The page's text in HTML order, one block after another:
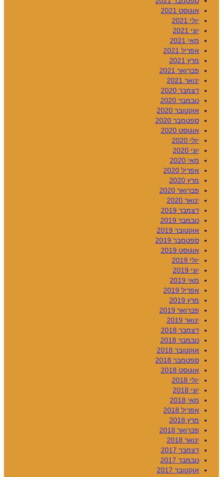
אוגוסט 2021
יולי 2021
יוני 2021
מאי 2021
אפריל 2021
מרץ 2021
פברואר 2021
ינואר 2021
דצמבר 2020
נובמבר 2020
אוקטובר 2020
ספטמבר 2020
אוגוסט 2020
יולי 2020
יוני 2020
מאי 2020
אפריל 2020
מרץ 2020
פברואר 2020
ינואר 2020
דצמבר 2019
נובמבר 2019
אוקטובר 2019
ספטמבר 2019
אוגוסט 2019
יולי 2019
יוני 2019
מאי 2019
אפריל 2019
מרץ 2019
פברואר 2019
ינואר 2019
דצמבר 2018
נובמבר 2018
אוקטובר 2018
ספטמבר 2018
אוגוסט 2018
יולי 2018
יוני 2018
מאי 2018
אפריל 2018
מרץ 2018
פברואר 2018
ינואר 2018
דצמבר 2017
נובמבר 2017
אוקטובר 2017